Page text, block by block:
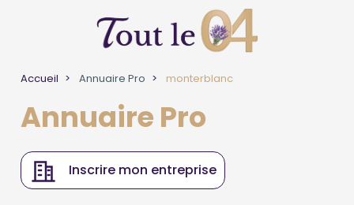
Accueil Annuaire Pro monterblanc
Annuaire Pro
Inscrire mon entreprise